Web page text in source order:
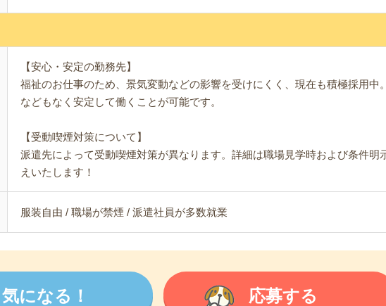
【安心・安定の勤務先】
福祉のお仕事のため、景気変動などの影響を受けにくく、現在も積極採用中
などもなく安定して働くことが可能です。
【受動喫煙対策について】
派遣先によって受動喫煙対策が異なります。詳細は職場見学時および条件明
えいたします！
服装自由 / 職場が禁煙 / 派遣社員が多数就業
気になる！ 応募する